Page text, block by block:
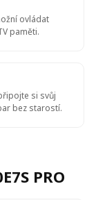
ovládat
paměti.
si svůj
bez starostí.
PRO